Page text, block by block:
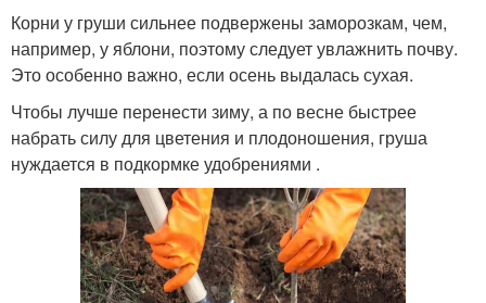
Корни у груши сильнее подвержены заморозкам, чем,
например, у яблони, поэтому следует увлажнить почву.
Это особенно важно, если осень выдалась сухая.
Чтобы лучше перенести зиму, а по весне быстрее
набрать силу для цветения и плодоношения, груша
нуждается в подкормке удобрениями .